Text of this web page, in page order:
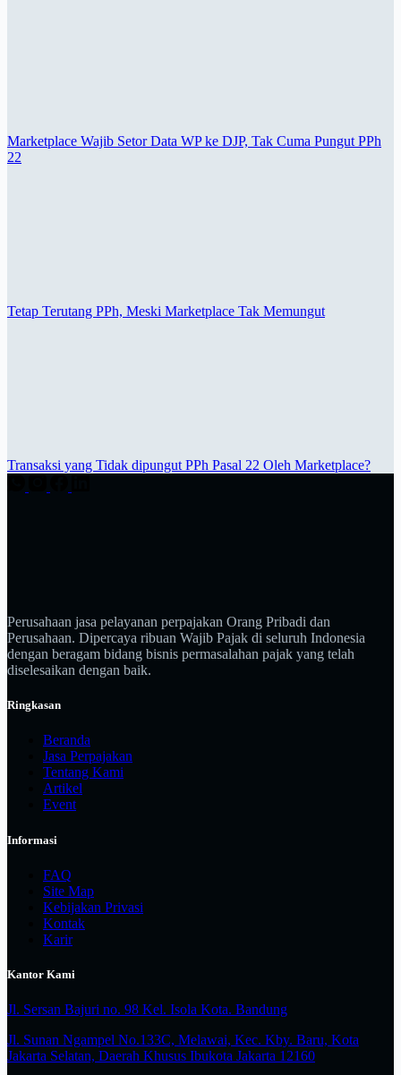
Marketplace Wajib Setor Data WP ke DJP, Tak Cuma Pungut PPh
22
Tetap Terutang PPh, Meski Marketplace Tak Memungut
Transaksi yang Tidak dipungut PPh Pasal 22 Oleh Marketplace?
Perusahaan jasa pelayanan perpajakan Orang Pribadi dan
Perusahaan. Dipercaya ribuan Wajib Pajak di seluruh Indonesia
dengan beragam bidang bisnis permasalahan pajak yang telah
diselesaikan dengan baik.
Ringkasan
Beranda
Jasa Perpajakan
Tentang Kami
Artikel
Event
Informasi
FAQ
Site Map
Kebijakan Privasi
Kontak
Karir
Kantor Kami
Jl. Sersan Bajuri no. 98 Kel. Isola Kota. Bandung
Jl. Sunan Ngampel No.133C, Melawai, Kec. Kby. Baru, Kota
Jakarta Selatan, Daerah Khusus Ibukota Jakarta 12160